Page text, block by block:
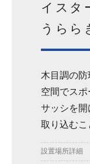
イスタ
うらら
木目調の
空間でスポ
サッシを開
取り込むこ
設置場所詳細